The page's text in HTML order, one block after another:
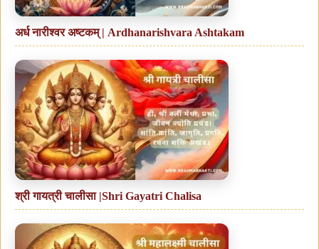
अर्ध नारीश्वर अष्टकम् | Ardhanarishvara Ashtakam
श्री गायत्री चालीसा |Shri Gayatri Chalisa